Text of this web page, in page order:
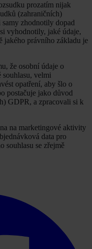
prozatím nijak
(zahraničních)
zhodnotily dopad
vyhodnotily, jaké údaje,
jakého právního základu je
že osobní údaje o
souhlasu, velmi
opatření, aby šlo o
postačuje jako důvod
GDPR, a zpracovali si k
na marketingové aktivity
data pro
souhlasu se zřejmě